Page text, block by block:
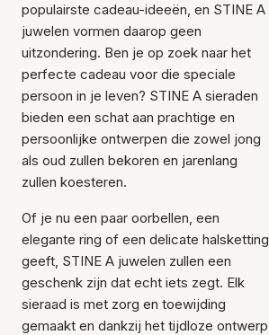
populairste cadeau-ideeën, en STINE A
juwelen vormen daarop geen
uitzondering. Ben je op zoek naar het
perfecte cadeau voor die speciale
persoon in je leven? STINE A sieraden
bieden een schat aan prachtige en
persoonlijke ontwerpen die zowel jong
als oud zullen bekoren en jarenlang
zullen koesteren.
Of je nu een paar oorbellen, een
elegante ring of een delicate halsketting
geeft, STINE A juwelen zullen een
geschenk zijn dat echt iets zegt. Elk
sieraad is met zorg en toewijding
gemaakt en dankzij het tijdloze ontwerp